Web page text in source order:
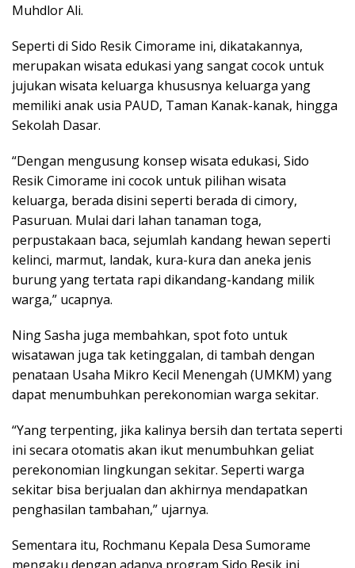
Muhdlor Ali.
Seperti di Sido Resik Cimorame ini, dikatakannya,
merupakan wisata edukasi yang sangat cocok untuk
jujukan wisata keluarga khususnya keluarga yang
memiliki anak usia PAUD, Taman Kanak-kanak, hingga
Sekolah Dasar.
“Dengan mengusung konsep wisata edukasi, Sido
Resik Cimorame ini cocok untuk pilihan wisata
keluarga, berada disini seperti berada di cimory,
Pasuruan. Mulai dari lahan tanaman toga,
perpustakaan baca, sejumlah kandang hewan seperti
kelinci, marmut, landak, kura-kura dan aneka jenis
burung yang tertata rapi dikandang-kandang milik
warga,” ucapnya.
Ning Sasha juga membahkan, spot foto untuk
wisatawan juga tak ketinggalan, di tambah dengan
penataan Usaha Mikro Kecil Menengah (UMKM) yang
dapat menumbuhkan perekonomian warga sekitar.
“Yang terpenting, jika kalinya bersih dan tertata seperti
ini secara otomatis akan ikut menumbuhkan geliat
perekonomian lingkungan sekitar. Seperti warga
sekitar bisa berjualan dan akhirnya mendapatkan
penghasilan tambahan,” ujarnya.
Sementara itu, Rochmanu Kepala Desa Sumorame